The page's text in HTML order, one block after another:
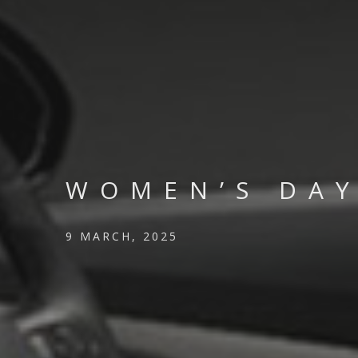
WOMEN’S
9 MARCH, 2025